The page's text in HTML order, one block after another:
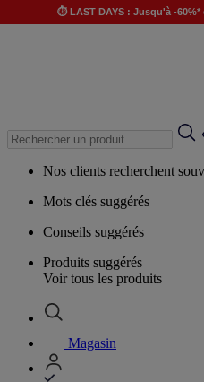
⏱️ LAST DAYS : Jusqu'à -60%*
Nos clients recherchent
Mots clés suggérés
Conseils suggérés
Produits suggérés
Voir tous les produits
Magasin